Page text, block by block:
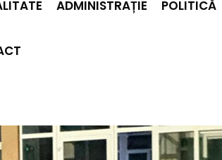
ADMINISTRAȚIE POLITICĂ
NAZIȘTII AU TREZIT „BLESTEMUL